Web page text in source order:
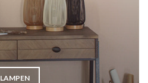
LAMPEN